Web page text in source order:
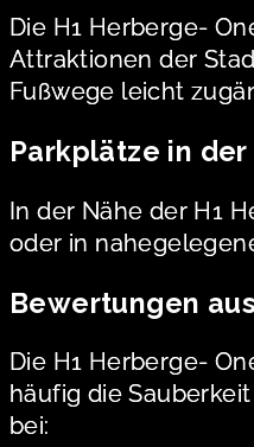
Die H1 Herberge-
Attraktionen der
Fußwege leicht
Parkplätze in der
In der Nähe der H1
oder in
Bewertungen
Die H1 Herberge-
häufig die
bei: